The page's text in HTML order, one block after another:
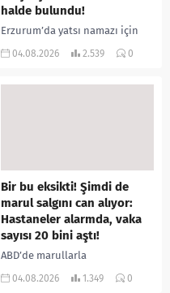
halde bulundu!
Erzurum’da yatsı namazı için
camiye gelen bir vatandaş,
04.08.2026 2.539 0
Bir bu eksikti! Şimdi de
marul salgını can alıyor:
Hastaneler alarmda, vaka
sayısı 20 bini aştı!
ABD’de marullarla
ilişkilendirilen siklospora
04.08.2026 1.349 0